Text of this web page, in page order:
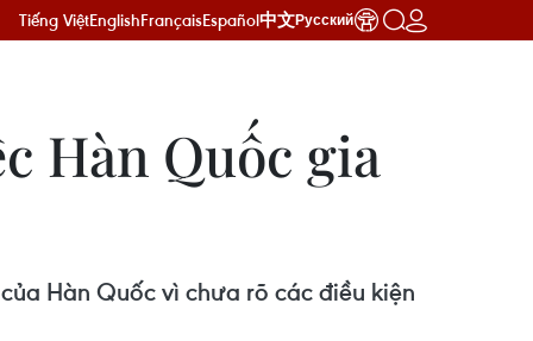
Tiếng ViệtEnglishFrançaisEspañol中文Русский
Hàn Quốc gia
Hàn Quốc vì chưa rõ các điều kiện